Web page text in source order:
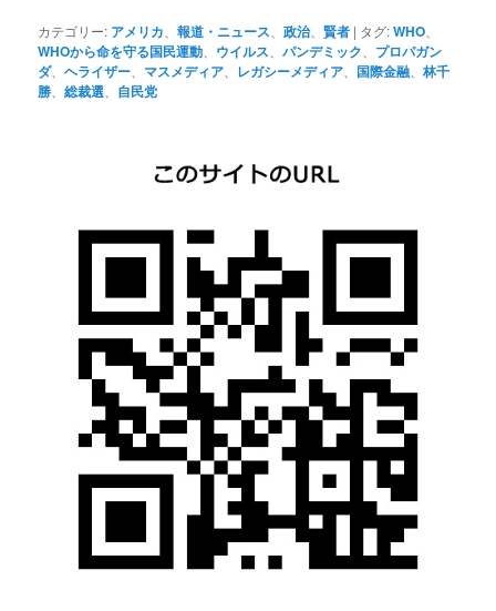
カテゴリー: アメリカ、報道・ニュース、政治、賢者 | タグ:WHO、
WHOから命を守る国民運動、 ウイルス、パンデミック、 プロパガン
ダ、ヘライザー、 マスメディア、 レガシーメディア、 国際金融、林千
勝、総裁選、 自民党